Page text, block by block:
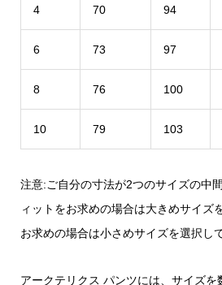
4 70 94
6 73 97
8 76 100
10 79 103
注意:ご自分の寸法が2つのサイズの中
ィットをお求めの場合は大きめサイズ
お求めの場合は小さめサイズを選択し
アークテリクス パンツには、サイズ